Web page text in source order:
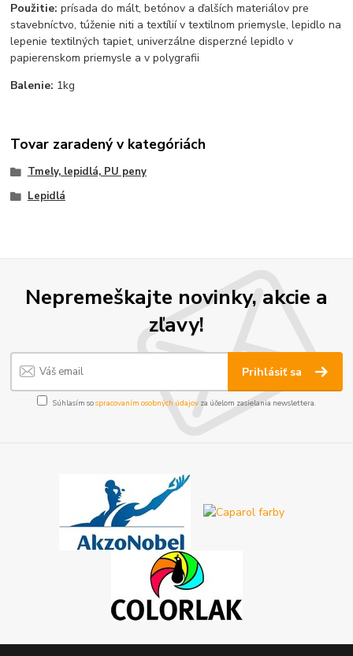
Použitie: prísada do mált, betónov a ďalších materiálov pre
stavebníctvo, túženie niti a textílií v textilnom priemysle, lepidlo na
lepenie textilných tapiet, univerzálne disperzné lepidlo v
papierenskom priemysle a v polygrafii
Balenie: 1kg
Tovar zaradený v kategóriách
Tmely, lepidlá, PU peny
Lepidlá
Nepremeškajte novinky, akcie a
zľavy!
Prihlásiť sa
Súhlasím sospracovaním osobných údajov za účelom zasielania newslettera.